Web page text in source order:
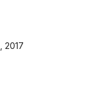
2017